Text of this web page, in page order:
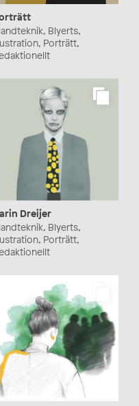
Blyerts,
Porträtt,
Dreijer
Blyerts,
Porträtt,